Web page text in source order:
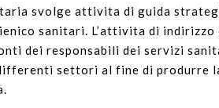
svolge attivita di guida
sanitari. L’attivita di indirizzo
dei responsabili dei servizi
settori al fine di produrre